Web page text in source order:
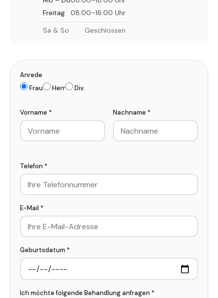
Freitag
08:00–16:00 Uhr
Sa & So
Geschlossen
Anrede
Frau
Herr Div.
Vorname * Nachname *
Telefon *
E-Mail *
Geburtsdatum *
Ich möchte folgende Behandlung anfragen *